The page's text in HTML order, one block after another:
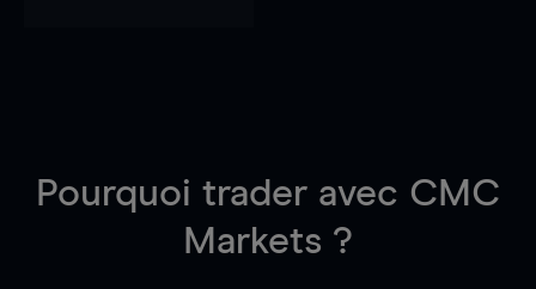
Pourquoi trader avec CMC
Markets ?